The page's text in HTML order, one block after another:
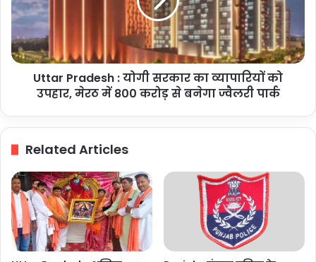
का
को
उपहार,
पार्क
Uttar Pradesh : योगी सरकार का व्यापारियों को
उपहार, मेरठ में 800 करोड़ से बनेगा ज्वैलरी पार्क
Related Articles